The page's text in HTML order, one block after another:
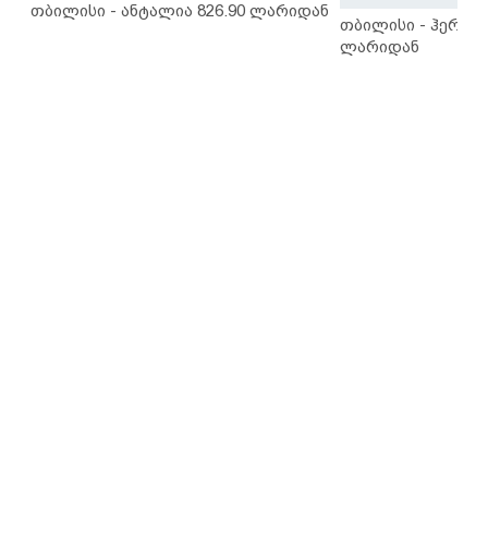
თბილისი - ანტალია 826.90 ლარიდან
თბილისი -
ლარიდან